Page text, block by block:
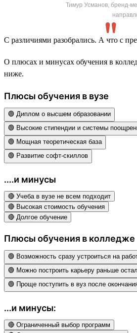
Тимур Усманов, бренд-
С различиями разобрались. А что с
О плюсах и минусах обучения в
ниже.
Плюсы обучения в вузе
🟢 Диплом о высшем образовании
🟢 Высокие стипендии и системы
🟢 Мощная теоретическая база
🟢 Развитие софт-скиллов
....и минусы
🔴 Учеба в вузе не всем подходит
🔴 Высокая стоимость обучения
🔴 Долгое обучение
Плюсы обучения в колледже
🟢 Возможность сразу устроиться на
🟢 Можно построить карьеру раньше
🟢 Проще поступить в вуз после
...и минусы:
🔴 Ограниченный выбор программ